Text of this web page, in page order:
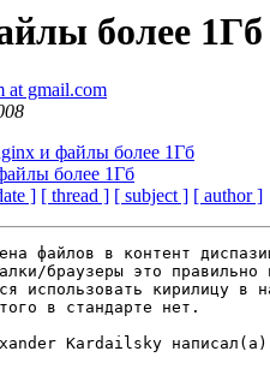
более 1Гб
at gmail.com
и файлы более 1Гб
более 1Гб
] [ thread ] [ subject ] [ author ]
файлов в контент
браузеры это правильно
использовать кирилицу в
в стандарте нет.
Kardailsky